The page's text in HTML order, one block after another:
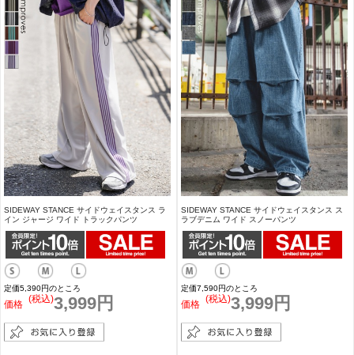
SIDEWAY STANCE サイドウェイスタンス ラ
イン ジャージ ワイド トラックパンツ
定価5,390円のところ
価格 3,999円
(税込)
SIDEWAY STANCE サイドウェイスタンス ス
ラブデニム ワイド スノーパンツ
定価7,590円のところ
価格 3,999円
(税込)